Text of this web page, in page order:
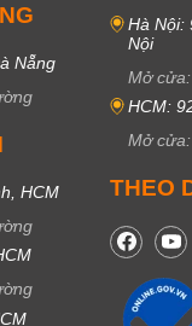
Nẵng
HCM
Hà Nội:
Nội
Mở cửa:
HCM:
Mở cửa:
THEO